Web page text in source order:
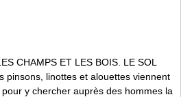
CHAMPS ET LES BOIS. LE SOL
pinsons, linottes et alouettes viennent
y chercher auprès des hommes la